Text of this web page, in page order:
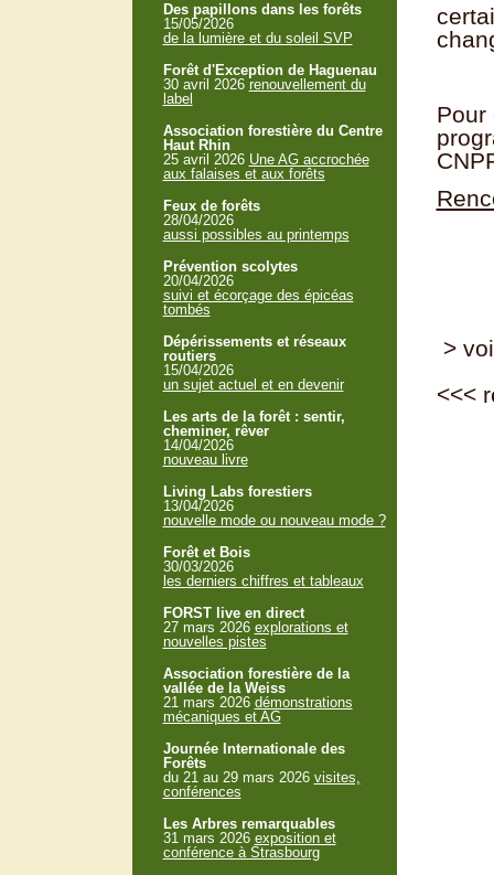
Pour
>
<<<
Des papillons dans les forêts
15/05/2026
de la lumière et du soleil SVP
Forêt d'Exception de Haguenau
30 avril 2026 renouvellement du
label
Association forestière du Centre
Haut Rhin
25 avril 2026 Une AG accrochée
aux falaises et aux forêts
Feux de forêts
28/04/2026
aussi possibles au printemps
Prévention scolytes
20/04/2026
suivi et écorçage des épicéas
tombés
Dépérissements et réseaux
routiers
15/04/2026
un sujet actuel et en devenir
Les arts de la forêt : sentir,
cheminer, rêver
14/04/2026
nouveau livre
Living Labs forestiers
13/04/2026
nouvelle mode ou nouveau mode ?
Forêt et Bois
30/03/2026
les derniers chiffres et tableaux
FORST live en direct
27 mars 2026 explorations et
nouvelles pistes
Association forestière de la
vallée de la Weiss
21 mars 2026 démonstrations
mécaniques et AG
Journée Internationale des
Forêts
du 21 au 29 mars 2026 visites,
conférences
Les Arbres remarquables
31 mars 2026 exposition et
conférence à Strasbourg